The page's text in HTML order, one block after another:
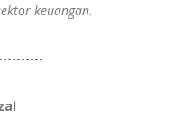
keuangan.